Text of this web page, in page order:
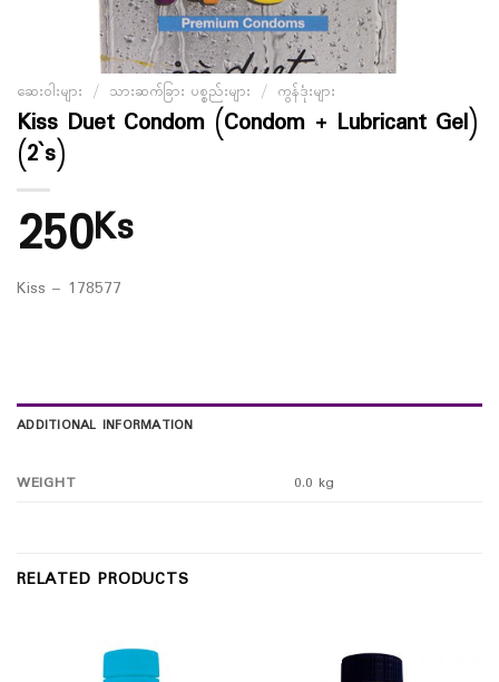
ဆေးဝါးများ / သားဆက်ခြား ပစ္စည်းများ / ကွန်ဒုံးများ
Kiss Duet Condom (Condom + Lubricant Gel)
(2`s)
250Ks
Kiss – 178577
ADDITIONAL INFORMATION
WEIGHT 0.0 kg
RELATED PRODUCTS